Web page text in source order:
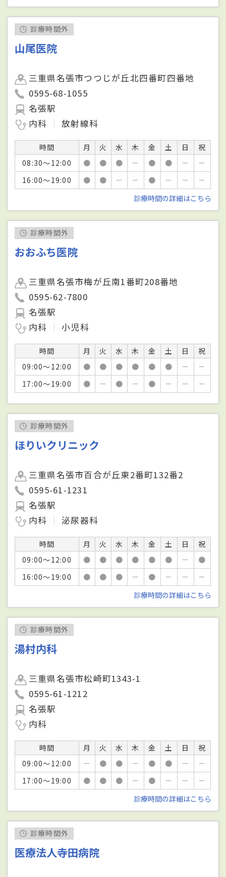
診療時間外
山尾医院
三重県名張市つつじが丘北四番町四番地
0595-68-1055
名張駅
内科
放射線科
時間 月 火 水 木 金 土 日
祝
08:30～12:00
● ● ● － ● ● －
－
16:00～19:00
● ● － － ● － －
－
診療時間の詳細はこちら
診療時間外
おおふち医院
三重県名張市梅が丘南1番町208番地
0595-62-7800
名張駅
内科
小児科
時間 月 火 水 木 金 土 日
祝
09:00～12:00
● ● ● ● ● ● －
－
17:00～19:00
● － ● － ● － － －
診療時間外
ほりいクリニック
三重県名張市百合が丘東2番町132番2
0595-61-1231
名張駅
内科
泌尿器科
時間 月 火 水 木 金 土 日
祝
09:00～12:00
● ● ● ● ● ● －
●
16:00～19:00
● ● ● － ● － －
－
診療時間の詳細はこちら
診療時間外
湯村内科
三重県名張市松崎町1343-1
0595-61-1212
名張駅
内科
時間 月 火 水 木 金 土 日
祝
09:00～12:00
－ ● ● － ● ● －
－
17:00～19:00
● ● ● － ● － －
－
診療時間の詳細はこちら
診療時間外
医療法人寺田病院